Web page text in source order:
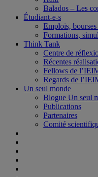
Balados – Les
Étudiant-e-s
Emplois, bourses
Formations,
Think Tank
Centre de
Récentes
Fellows de
Regards de
Un seul monde
Blogue Un seul
Publications
Partenaires
Comité